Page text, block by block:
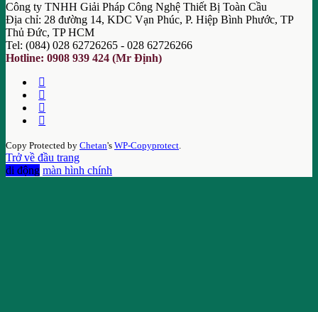
Công ty TNHH Giải Pháp Công Nghệ Thiết Bị Toàn Cầu
Địa chỉ: 28 đường 14, KDC Vạn Phúc, P. Hiệp Bình Phước, TP
Thủ Đức, TP HCM
Tel: (084) 028 62726265 - 028 62726266
Hotline: 0908 939 424 (Mr Định)
Copy Protected by Chetan's WP-Copyprotect.
Trở về đầu trang
di động màn hình chính